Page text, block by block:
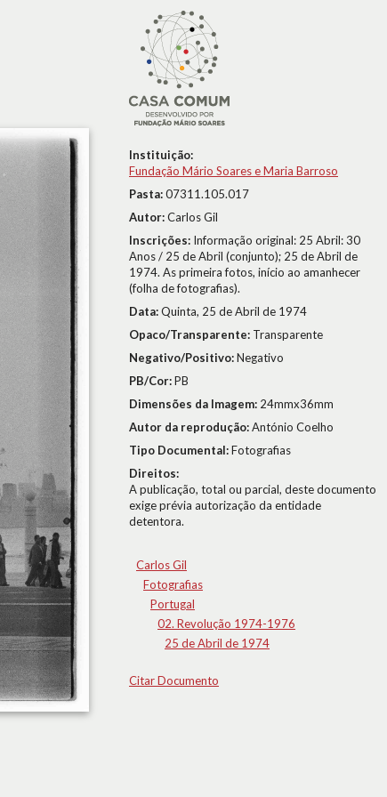
Instituição:
Fundação Mário Soares e Maria Barroso
Pasta:07311.105.017
Autor:Carlos Gil
Inscrições: Informação original: 25 Abril: 30
Anos / 25 de Abril (conjunto); 25 de Abril de
1974. As primeira fotos, início ao amanhecer
(folha de fotografias).
Data:Quinta, 25 de Abril de 1974
Opaco/Transparente: Transparente
Negativo/Positivo:Negativo
PB/Cor:PB
Dimensões da Imagem: 24mmx36mm
Autor da reprodução:António Coelho
Tipo Documental:Fotografias
Direitos:
A publicação, total ou parcial, deste documento
exige prévia autorização da entidade
detentora.
Carlos Gil
Fotografias
Portugal
02. Revolução 1974-1976
25 de Abril de 1974
Citar Documento